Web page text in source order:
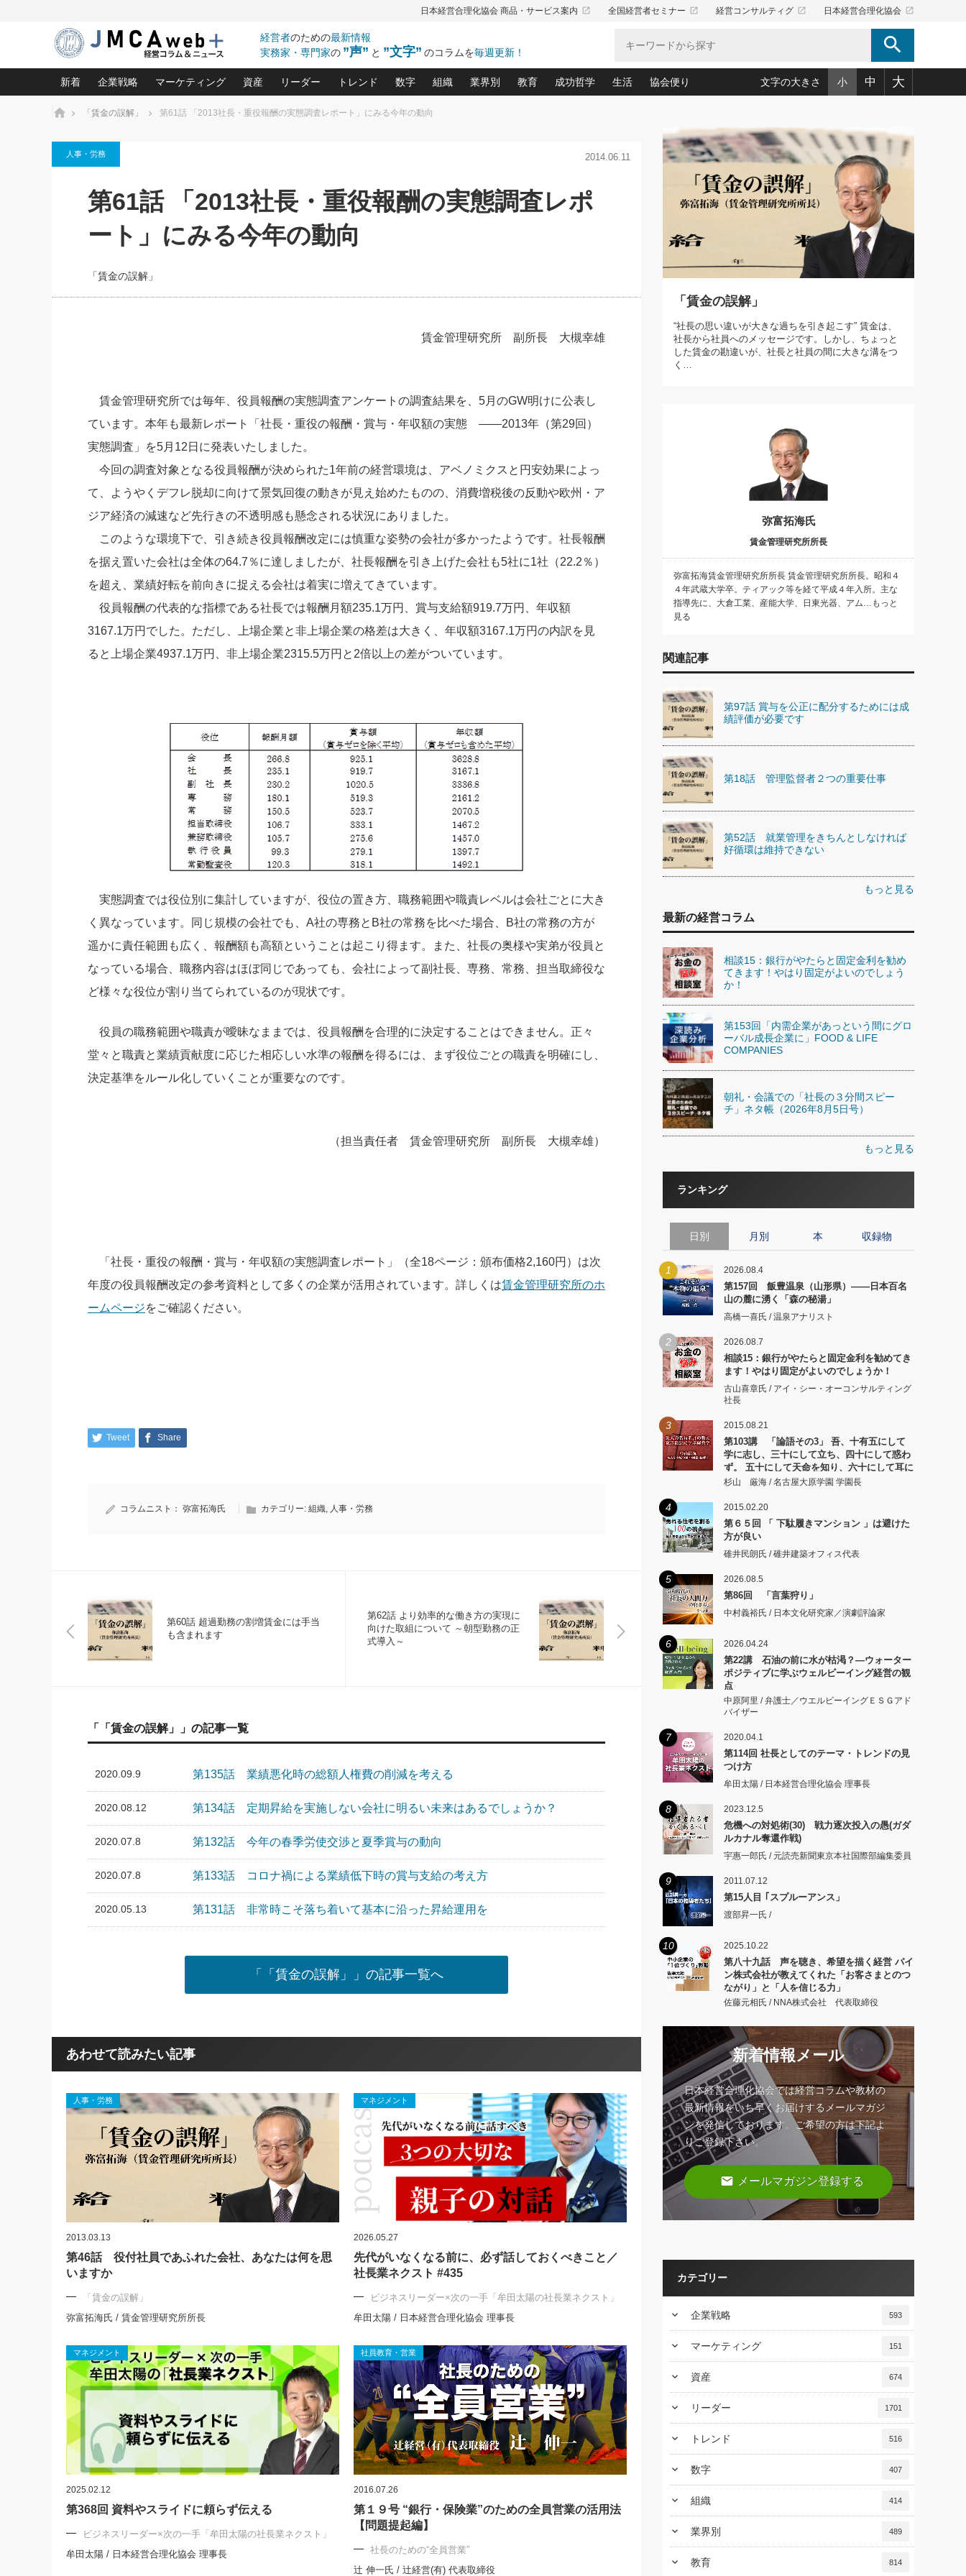
日本経営合理化協会 商品・サービス案内 launch 全国経営者セミナー launch 経営コンサルティグ launch 日本経営合理化協会 launch
経営者のための最新情報
実務家・専門家の ”声” と ”文字” のコラムを毎週更新！ search
新着
利を勧めてきます！やはり固定
がよいのでしょうか！
2026.08.7
第153回「内需企業があっとい
う間にグローバル成長企業に」
FOOD & LIFE COMPANIES
日号）
2026.08.5 もっとみる
企業戦略
中小企業の「１位づくり」戦略(96)
利益を最大化する「業務改善」横田尚哉氏(5)
強い会社を築く ビジネス・クリニック(240)
日本レーザー「人を大切にしながら利益を上げる経営」の極意
武器としてのM&A入門(3)
社長のための“儲かる通販”戦略視点(151)
継続経営 百話百行(85)
マーケティング
ロングセラーの玉手箱(9)
大復活＆快進撃！ユニバーサルスタジオジャパンの成功要因と
は(5)
資産
中国経済の最新動向(204)
事業承継の前に、決めておきたい、知っておきたい、やってお
きたいコト(12)
会社と社長のための資産管理講座(95)
リーダー
ピョートル・F・グジバチの『経営戦略の新常識』(12)
指導者たる者かくあるべし(635)
朝礼・会議での「社長の３分間スピーチ」ネタ帳(159)
次もあなたにお願いしたいと思われる「一流の仕事術」(28)
社長の右腕をつくる 人と組織を動かす(200)
トレンド
北村森の「今月のヒット商品」(109)
次の売れ筋をつかむ術(102)
社長のメシの種 4.0(206)
数字
おカネが残る決算書にするために、やっておきたいこと(34)
会社を守り抜くための緊急対策(100)
強い決算書の会社はココが違う！(36)
銀行交渉はこうしなさい！(12)
組織
職場の生産性を下げるハラスメントの予防策(10)
賃金決定の定石(68)
顧客・社員・社会から支持される「ウェルビーイング経営入
業界別
大久保一彦の“流行る”お店の仕組みづくり(210)
柿内幸夫─社長のための現場改善(174)
教育
あなただからお願いしたいと思われる 気配りの達人(127)
クレーム対応 実践マニュアル(92)
クレーム対応の新知識と新常識(57)
デキル社員に育てる！ 社員教育の決め手(203)
社長のための“全員営業”(30)
成功哲学
中国哲学に学ぶ 不況は会社守成の好機(38)
令和時代の「社長の人間力の磨き方」(86)
先人の名句名言の教え 東洋思想に学ぶ経営学(132)
渡部昇一の「日本の指導者たち」(32)
経営に活かす“十八史略”(30)
生活
おのころ心平の ──社長のための「か・ら・だマネジメント」
(50)
デジタルＡＶを味方に！新・仕事術(180)
リーダー脳の鍛え方(32)
必読！社長が読むべき今月の4冊(88)
社長の「氣」(30)
米国スポーツ・ビジネスに学ぶ心理学(98)
高橋一喜の『これぞ！"本物の温泉"』(157)
協会便り
「愛読者通信」著者インタビュー(44)
ビジネス見聞録 経営ニュース(100)
作間信司の経営無形庵(けいえいむぎょうあん)(166)
経営セミナー情報局(1)
繁栄への着眼点 牟田太陽(76)
講話を聞いて学ぼう 実学・耳学・磨く「ミミガク」のすすめ
文字の大きさ 小 中 大
ホーム 「賃金の誤解」 第61話 「2013社長・重役報酬の実態調査レポート」にみる今年の動向
人事・労務 2014.06.11
第61話 「2013社長・重役報酬の実態調査レポ
ート」にみる今年の動向
「賃金の誤解」
賃金管理研究所 副所長 大槻幸雄
賃金管理研究所では毎年、役員報酬の実態調査アンケートの調査結果を、5月のGW明けに公表し
ています。本年も最新レポート「社長・重役の報酬・賞与・年収額の実態 ――2013年（第29回）
実態調査」を5月12日に発表いたしました。
今回の調査対象となる役員報酬が決められた1年前の経営環境は、アベノミクスと円安効果によっ
て、ようやくデフレ脱却に向けて景気回復の動きが見え始めたものの、消費増税後の反動や欧州・ア
ジア経済の減速など先行きの不透明感も懸念される状況にありました。
このような環境下で、引き続き役員報酬改定には慎重な姿勢の会社が多かったようです。社長報酬
を据え置いた会社は全体の64.7％に達しましたが、社長報酬を引き上げた会社も5社に1社（22.2％）
を超え、業績好転を前向きに捉える会社は着実に増えてきています。
役員報酬の代表的な指標である社長では報酬月額235.1万円、賞与支給額919.7万円、年収額
3167.1万円でした。ただし、上場企業と非上場企業の格差は大きく、年収額3167.1万円の内訳を見
ると上場企業4937.1万円、非上場企業2315.5万円と2倍以上の差がついています。
実態調査では役位別に集計していますが、役位の置き方、職務範囲や職責レベルは会社ごとに大き
く異なっています。同じ規模の会社でも、A社の専務とB社の常務を比べた場合、B社の常務の方が
遥かに責任範囲も広く、報酬額も高額ということは起こり得ます。また、社長の奥様や実弟が役員と
なっている場合、職務内容はほぼ同じであっても、会社によって副社長、専務、常務、担当取締役な
ど様々な役位が割り当てられているのが現状です。
役員の職務範囲や職責が曖昧なままでは、役員報酬を合理的に決定することはできません。正々
堂々と職責と業績貢献度に応じた相応しい水準の報酬を得るには、まず役位ごとの職責を明確にし、
決定基準をルール化していくことが重要なのです。
（担当責任者 賃金管理研究所 副所長 大槻幸雄）
「社長・重役の報酬・賞与・年収額の実態調査レポート」（全18ページ：頒布価格2,160円）は次
年度の役員報酬改定の参考資料として多くの企業が活用されています。詳しくは賃金管理研究所のホ
ームページをご確認ください。
Tweet Share
コラムニスト： 弥富拓海氏 カテゴリー: 組織, 人事・労務
第60話 超過勤務の割増賃金には手当
も含まれます
第62話 より効率的な働き方の実現に
向けた取組について ～朝型勤務の正
式導入～
「「賃金の誤解」」の記事一覧
2020.09.9 第135話 業績悪化時の総額人権費の削減を考える
2020.08.12 第134話 定期昇給を実施しない会社に明るい未来はあるでしょうか？
2020.07.8 第132話 今年の春季労使交渉と夏季賞与の動向
2020.07.8 第133話 コロナ禍による業績低下時の賞与支給の考え方
2020.05.13 第131話 非常時こそ落ち着いて基本に沿った昇給運用を
「「賃金の誤解」」の記事一覧へ
あわせて読みたい記事
人事・労務
2013.03.13
第46話 役付社員であふれた会社、あなたは何を思
いますか
「賃金の誤解」
弥富拓海氏 / 賃金管理研究所所長
マネジメント
2026.05.27
先代がいなくなる前に、必ず話しておくべきこと／
社長業ネクスト #435
ビジネスリーダー×次の一手「牟田太陽の社長業ネクスト」
牟田太陽 / 日本経営合理化協会 理事長
マネジメント
2025.02.12
第368回 資料やスライドに頼らず伝える
ビジネスリーダー×次の一手「牟田太陽の社長業ネクスト」
牟田太陽 / 日本経営合理化協会 理事長
社員教育・営業
2016.07.26
第１９号 “銀行・保険業”のための全員営業の活用法
【問題提起編】
社長のための“全員営業”
辻 伸一氏 / 辻経営(有) 代表取締役
「賃金の誤解」
“社長の思い違いが大きな過ちを引き起こす” 賃金は、
社長から社員へのメッセージです。しかし、ちょっと
した賃金の勘違いが、社長と社員の間に大きな溝をつ
く…
弥富拓海氏
賃金管理研究所所長
弥富拓海賃金管理研究所所長 賃金管理研究所所長。昭和４
４年武蔵大学卒。ティアック等を経て平成４年入所。主な
指導先に、大倉工業、産能大学、日東光器、アム…もっと
見る
関連記事
第97話 賞与を公正に配分するためには成
績評価が必要です
第18話 管理監督者２つの重要仕事
第52話 就業管理をきちんとしなければ
好循環は維持できない
もっと見る
最新の経営コラム
相談15：銀行がやたらと固定金利を勧め
てきます！やはり固定がよいのでしょう
か！
第153回「内需企業があっという間にグロ
ーバル成長企業に」FOOD & LIFE
COMPANIES
朝礼・会議での「社長の３分間スピー
チ」ネタ帳（2026年8月5日号）
もっと見る
ランキング
日別 月別 本 収録物
1 2026.08.4
第157回 飯豊温泉（山形県）――日本百名
山の麓に湧く「森の秘湯」
高橋一喜氏 / 温泉アナリスト
2 2026.08.7
相談15：銀行がやたらと固定金利を勧めてき
ます！やはり固定がよいのでしょうか！
古山喜章氏 / アイ・シー・オーコンサルティング
社長
3 2015.08.21
第103講 「論語その3」 吾、十有五にして
学に志し、三十にして立ち、四十にして惑わ
ず。 五十にして天命を知り、六十にして耳に
従い、 七十にして心の欲するところに従いて
杉山 厳海 / 名古屋大原学園 学園長
4 2015.02.20
第６５回 「 下駄履きマンション 」は避けた
方が良い
碓井民朗氏 / 碓井建築オフィス代表
5 2026.08.5
第86回 「言葉狩り」
中村義裕氏 / 日本文化研究家／演劇評論家
6 2026.04.24
第22講 石油の前に水が枯渇？―ウォーター
ポジティブに学ぶウェルビーイング経営の観
点
中原阿里 / 弁護士／ウエルビーイングＥＳＧアド
バイザー
7 2020.04.1
第114回 社長としてのテーマ・トレンドの見
つけ方
牟田太陽 / 日本経営合理化協会 理事長
8 2023.12.5
危機への対処術(30) 戦力逐次投入の愚(ガダ
ルカナル奪還作戦)
宇惠一郎氏 / 元読売新聞東京本社国際部編集委員
9 2011.07.12
第15人目 ｢スプルーアンス」
渡部昇一氏 /
10 2025.10.22
第八十九話 声を聴き、希望を描く経営 パイ
ン株式会社が教えてくれた「お客さまとのつ
ながり」と「人を信じる力」
佐藤元相氏 / NNA株式会社 代表取締役
新着情報メール
日本経営合理化協会では経営コラムや教材の
最新情報をいち早くお届けするメールマガジ
ンを発信しております。ご希望の方は下記よ
りご登録下さい。
email メールマガジン登録する
カテゴリー
keyboard_arrow_down 企業戦略 593
keyboard_arrow_down マーケティング 151
keyboard_arrow_down 資産 674
keyboard_arrow_down リーダー 1701
keyboard_arrow_down トレンド 516
keyboard_arrow_down 数字 407
keyboard_arrow_down 組織 414
keyboard_arrow_down 業界別 489
keyboard_arrow_down 教育 814